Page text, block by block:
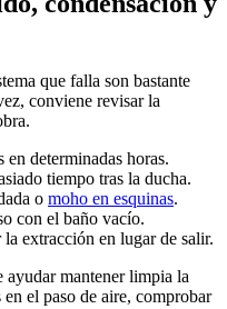
que falla son bastante
conviene revisar la
determinadas horas.
tiempo tras la ducha.
o moho en esquinas.
con el baño vacío.
extracción en lugar de salir.
ayudar mantener limpia la
el paso de aire, comprobar